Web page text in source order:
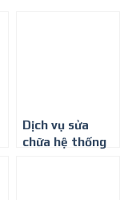
Dịch vụ sửa
chữa hệ thống